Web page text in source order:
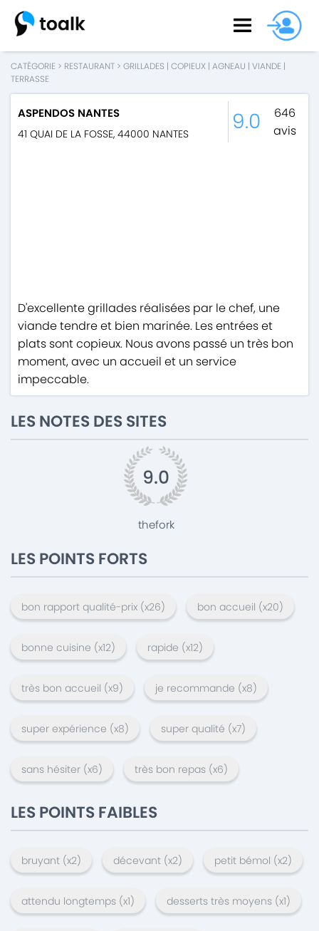
CATÉGORIE > RESTAURANT > GRILLADES | COPIEUX | AGNEAU | VIANDE |
TERRASSE
ASPENDOS NANTES
41 QUAI DE LA FOSSE, 44000 NANTES 9.0
646
avis
D'excellente grillades réalisées par le chef, une
viande tendre et bien marinée. Les entrées et
plats sont copieux. Nous avons passé un très bon
moment, avec un accueil et un service
impeccable.
LES NOTES DES SITES
9.0
thefork
LES POINTS FORTS
bon rapport qualité-prix (x26) bon accueil (x20)
bonne cuisine (x12) rapide (x12)
très bon accueil (x9) je recommande (x8)
super expérience (x8) super qualité (x7)
sans hésiter (x6) très bon repas (x6)
LES POINTS FAIBLES
bruyant (x2) décevant (x2) petit bémol (x2)
attendu longtemps (x1) desserts très moyens (x1)